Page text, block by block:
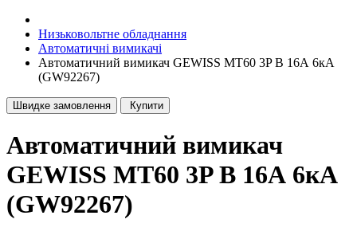
Низьковольтне обладнання
Автоматичні вимикачі
Автоматичний вимикач GEWISS МТ60 3P B 16А 6кА
(GW92267)
Швидке замовлення Купити
Автоматичний вимикач
GEWISS МТ60 3P B 16А 6кА
(GW92267)